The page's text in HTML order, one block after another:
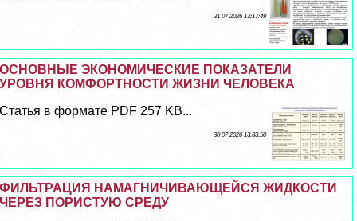
31 07 2026 13:17:49
ОСНОВНЫЕ ЭКОНОМИЧЕСКИЕ ПОКАЗАТЕЛИ
УРОВНЯ КОМФОРТНОСТИ ЖИЗНИ ЧЕЛОВЕКА
Статья в формате PDF 257 KB...
30 07 2026 13:33:50
ФИЛЬТРАЦИЯ НАМАГНИЧИВАЮЩЕЙСЯ ЖИДКОСТИ
ЧЕРЕЗ ПОРИСТУЮ СРЕДУ